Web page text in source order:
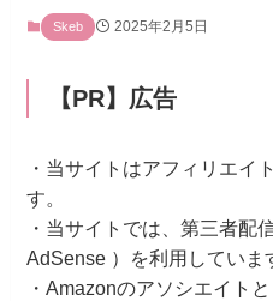
Skeb 2025年2月5日
【PR】広告
・当サイトはアフィリエイ
す。
・当サイトでは、第三者配
AdSense ）を利用していま
・Amazonのアソシエイト